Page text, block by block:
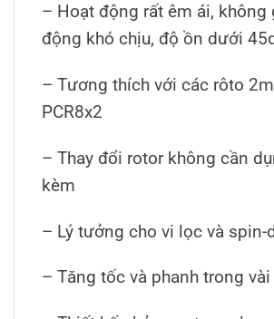
– Hoạt động rất êm ái, không
động khó chịu, độ ồn dưới
– Tương thích với các rôto
PCR8x2
– Thay đổi rotor không cần
kèm
– Lý tưởng cho vi lọc và spin-
– Tăng tốc và phanh trong